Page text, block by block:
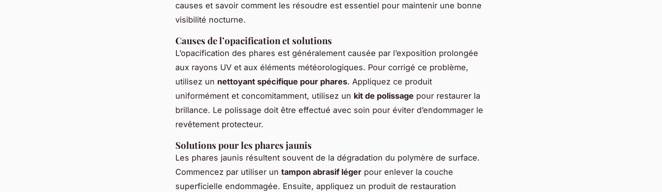
causes et savoir comment les résoudre est essentiel pour maintenir une bonne
visibilité nocturne.
Causes de l’opacification et solutions
L’opacification des phares est généralement causée par l’exposition prolongée
aux rayons UV et aux éléments météorologiques. Pour corrigé ce problème,
utilisez un nettoyant spécifique pour phares. Appliquez ce produit
uniformément et concomitamment, utilisez un kit de polissage pour restaurer la
brillance. Le polissage doit être effectué avec soin pour éviter d’endommager le
revêtement protecteur.
Solutions pour les phares jaunis
Les phares jaunis résultent souvent de la dégradation du polymère de surface.
Commencez par utiliser un tampon abrasif léger pour enlever la couche
superficielle endommagée. Ensuite, appliquez un produit de restauration